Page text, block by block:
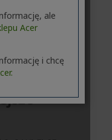
ale
Acer
i chcę